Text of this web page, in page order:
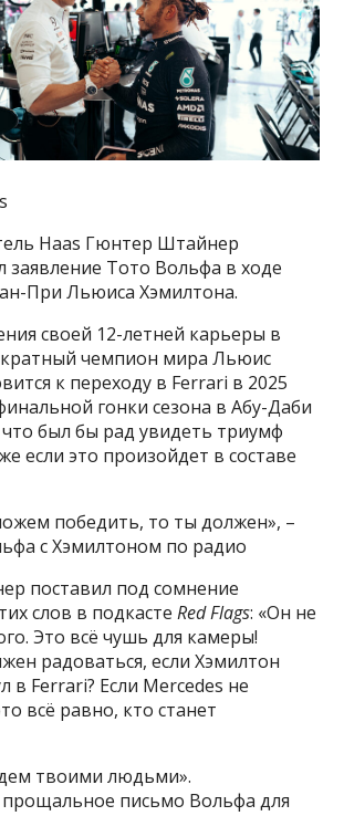
Haas Гюнтер Штайнер
заявление Тото Вольфа в ходе
При Льюиса Хэмилтона.
своей 12-летней карьеры в
чемпион мира Льюис
к переходу в Ferrari в 2025
гонки сезона в Абу-Даби
был бы рад увидеть триумф
если это произойдет в составе
победить, то ты должен», –
с Хэмилтоном по радио
поставил под сомнение
слов в подкастеRed Flags: «Он не
Это всё чушь для камеры!
радоваться, если Хэмилтон
в Ferrari? Если Mercedes не
всё равно, кто станет
твоими людьми».
письмо Вольфа для